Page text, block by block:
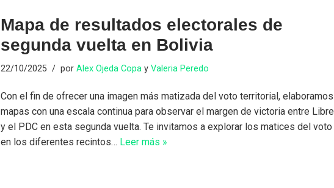
Mapa de resultados electorales de
segunda vuelta en Bolivia
22/10/2025 porAlex Ojeda Copa yValeria Peredo
Con el fin de ofrecer una imagen más matizada del voto territorial, elaboramos
mapas con una escala continua para observar el margen de victoria entre Libre
y el PDC en esta segunda vuelta. Te invitamos a explorar los matices del voto
en los diferentes recintos… Leer más »